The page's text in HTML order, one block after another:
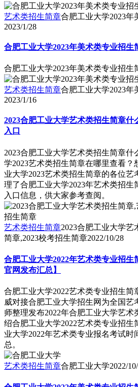
艺术类招生简章合肥工业大学2023年
2023/1/28
合肥工业大学2023年美术类专业招生
合肥工业大学2023年美术类专业招生
艺术类招生简章合肥工业大学2023年
2023/1/16
2023合肥工业大学艺术类招生简章
入口
2023合肥工业大学艺术类招生简章什
学2023艺术类招生简章在哪里查看？
业大学2023艺术类招生简章的各位
理了合肥工业大学2023年艺术类招
入口信息，供大家参考查阅。
艺术类招生简章2023合肥工业大学艺
简章,2023校考招生简章2022/10/28
合肥工业大学2022年艺术类专业招生
官网发布汇总】
合肥工业大学2022艺术类专业招生简
威对接合肥工业大学招生网为全国艺
师整理发布2022年合肥工业大学艺术
绍合肥工业大学2022艺术类专业招生
业大学2022年艺术类专业报名考试时
总。
艺术类招生简章合肥工业大学2022/